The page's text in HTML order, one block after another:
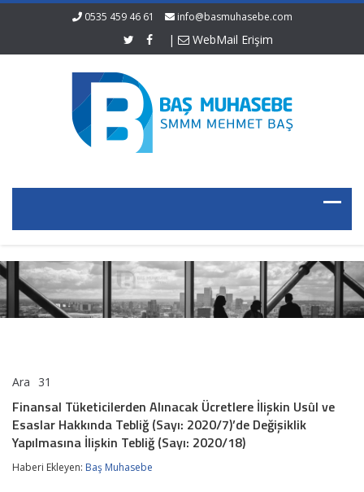
0535 459 46 61 info@basmuhasebe.com
| WebMail Erişim
Ara 31
Alınacak
Ücretlere
İlişkin
Usûl
ve
Finansal Tüketicilerden Alınacak Ücretlere İlişkin Usûl ve
Esaslar Hakkında Tebliğ (Sayı: 2020/7)’de Değişiklik
Yapılmasına İlişkin Tebliğ (Sayı: 2020/18)
Haberi Ekleyen: Baş Muhasebe